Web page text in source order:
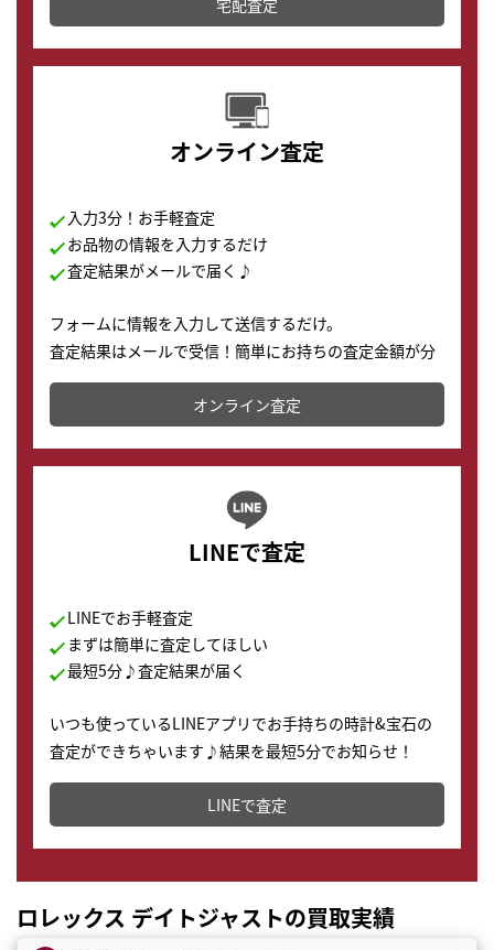
配送でも簡単&安全に査定・買取に出すことが可能で
す。
宅配査定
オンライン査定
入力3分！お手軽査定
お品物の情報を入力するだけ
査定結果がメールで届く♪
フォームに情報を入力して送信するだけ。
査定結果はメールで受信！簡単にお持ちの査定金額が分
かります。
オンライン査定
LINEで査定
LINEでお手軽査定
まずは簡単に査定してほしい
最短5分♪査定結果が届く
いつも使っているLINEアプリでお手持ちの時計&宝石の
査定ができちゃいます♪結果を最短5分でお知らせ！
どこからでもすぐに査定金額を知ることが出来ます。
LINEで査定
ロレックス デイトジャストの買取実績